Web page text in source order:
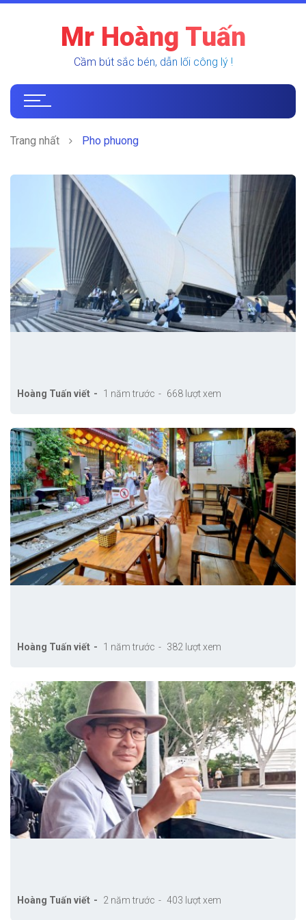
Mr Hoàng Tuấn
Cầm bút sắc bén, dẫn lối công lý !
Trang nhất Pho phuong
Hoàng Tuấn viết 1 năm trước 668 lượt xem
Hoàng Tuấn viết 1 năm trước 382 lượt xem
Hoàng Tuấn viết 2 năm trước 403 lượt xem